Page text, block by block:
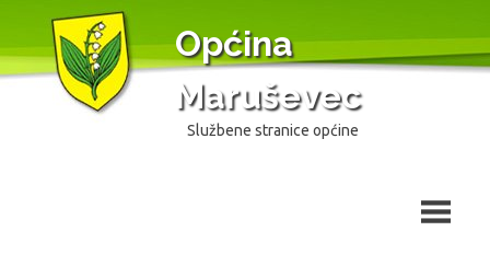
content
Općina
Maruševec
Službene stranice općine